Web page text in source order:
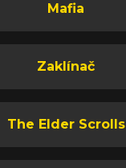
Mafia
Zaklínač
The Elder Scrolls